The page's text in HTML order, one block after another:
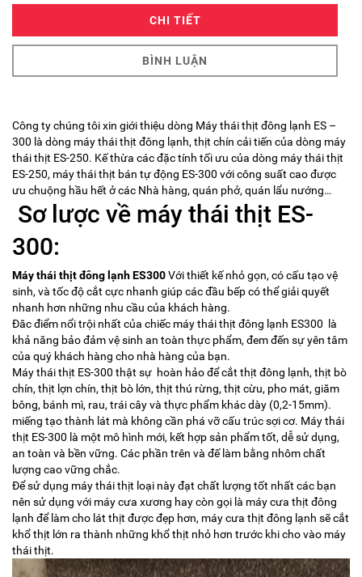
CHI TIẾT
BÌNH LUẬN
Công ty chúng tôi xin giới thiệu dòng Máy thái thịt đông lạnh ES –
300 là dòng máy thái thịt đông lạnh, thịt chín cải tiến của dòng máy
thái thịt ES-250. Kế thừa các đặc tính tối ưu của dòng máy thái thịt
ES-250, máy thái thịt bán tự động ES-300 với công suất cao được
ưu chuộng hầu hết ở các Nhà hàng, quán phở, quán lẩu nướng…
Sơ lược về máy thái thịt ES-
300:
Máy thái thịt đông lạnh ES300Với thiết kế nhỏ gọn, có cấu tạo vệ
sinh, và tốc độ cắt cực nhanh giúp các đầu bếp có thể giải quyết
nhanh hơn những nhu cầu của khách hàng.
Đăc điểm nổi trội nhất của chiếc máy thái thịt đông lạnh ES300 là
khả năng bảo đảm vệ sinh an toàn thực phẩm, đem đến sự yên tâm
của quý khách hàng cho nhà hàng của bạn.
Máy thái thịt ES-300 thật sự hoàn hảo để cắt thịt đông lạnh, thịt bò
chín, thịt lợn chín, thịt bò lớn, thịt thú rừng, thịt cừu, pho mát, giăm
bông, bánh mì, rau, trái cây và thực phẩm khác dày (0,2-15mm).
miếng tạo thành lát mà không cần phá vỡ cấu trúc sợi cơ. Máy thái
thịt ES-300 là một mô hình mới, kết hợp sản phẩm tốt, dễ sử dụng,
an toàn và bền vững. Các phần trên và đế làm bằng nhôm chất
lượng cao vững chắc.
Để sử dụng máy thái thịt loại này đạt chất lượng tốt nhất các bạn
nên sử dụng với máy cưa xương hay còn gọi là máy cưa thịt đông
lạnh để làm cho lát thịt được đẹp hơn, máy cưa thịt đông lạnh sẽ cắt
khổ thịt lớn ra thành những khổ thịt nhỏ hơn trước khi cho vào máy
thái thịt.